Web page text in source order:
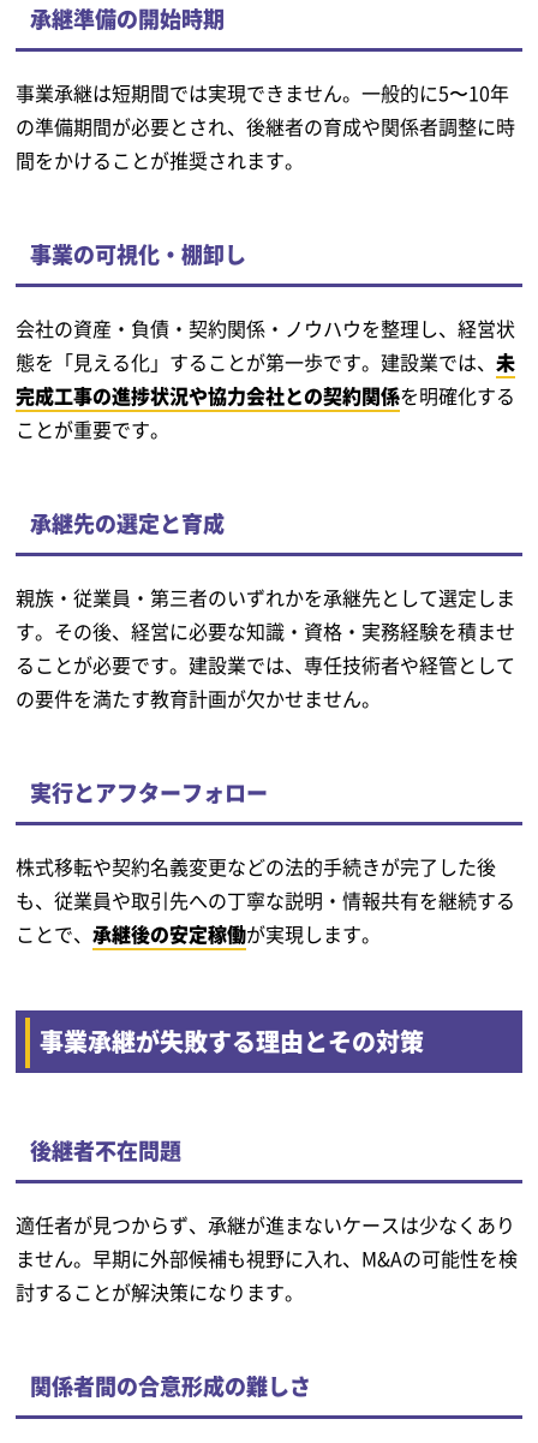
承継準備の開始時期
事業承継は短期間では実現できません。一般的に5〜10年
の準備期間が必要とされ、後継者の育成や関係者調整に時
間をかけることが推奨されます。
事業の可視化・棚卸し
会社の資産・負債・契約関係・ノウハウを整理し、経営状
態を「見える化」することが第一歩です。建設業では、未
完成工事の進捗状況や協力会社との契約関係を明確化する
ことが重要です。
承継先の選定と育成
親族・従業員・第三者のいずれかを承継先として選定しま
す。その後、経営に必要な知識・資格・実務経験を積ませ
ることが必要です。建設業では、専任技術者や経管として
の要件を満たす教育計画が欠かせません。
実行とアフターフォロー
株式移転や契約名義変更などの法的手続きが完了した後
も、従業員や取引先への丁寧な説明・情報共有を継続する
ことで、承継後の安定稼働が実現します。
事業承継が失敗する理由とその対策
後継者不在問題
適任者が見つからず、承継が進まないケースは少なくあり
ません。早期に外部候補も視野に入れ、M&Aの可能性を検
討することが解決策になります。
関係者間の合意形成の難しさ